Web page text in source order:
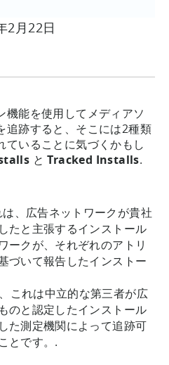
2月22日
機能を使用してメディアソ
追跡すると、そこには2種類
ていることに気づくかもし
とTracked Installs.
は、広告ネットワークが貴社
たと主張するインストール
ークが、それぞれのアトリ
づいて報告したインストー
これは中立的な第三者が広
のと認定したインストール
た測定機関によって追跡可
とです。.